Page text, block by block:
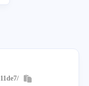
，是以有以上种
者用之亦效。